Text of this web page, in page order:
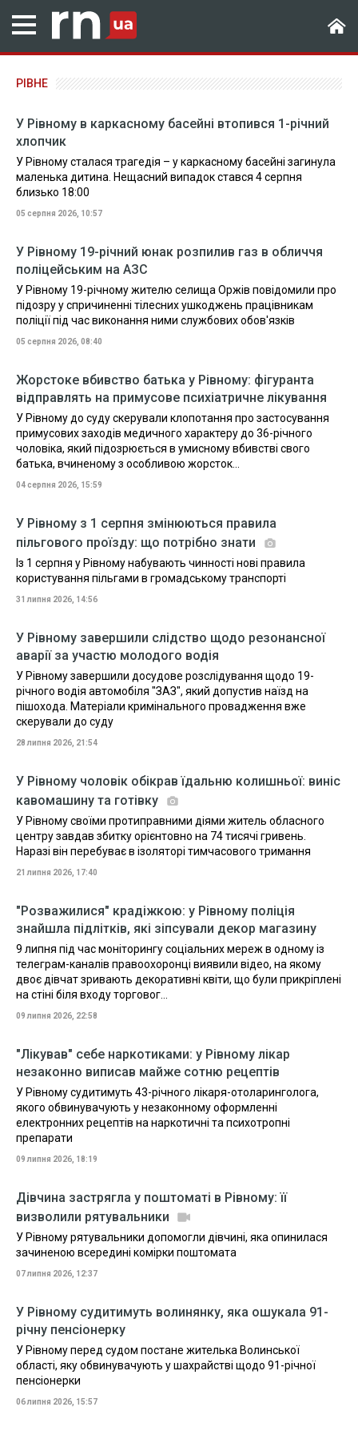
РІВНЕ
У Рівному в каркасному басейні втопився 1-річний
хлопчик
У Рівному сталася трагедія – у каркасному басейні загинула
маленька дитина. Нещасний випадок стався 4 серпня
близько 18:00
05 серпня 2026, 10:57
У Рівному 19-річний юнак розпилив газ в обличчя
поліцейським на АЗС
У Рівному 19-річному жителю селища Оржів повідомили про
підозру у спричиненні тілесних ушкоджень працівникам
поліції під час виконання ними службових обов'язків
05 серпня 2026, 08:40
Жорстоке вбивство батька у Рівному: фігуранта
відправлять на примусове психіатричне лікування
У Рівному до суду скерували клопотання про застосування
примусових заходів медичного характеру до 36-річного
чоловіка, який підозрюється в умисному вбивстві свого
батька, вчиненому з особливою жорсток...
04 серпня 2026, 15:59
У Рівному з 1 серпня змінюються правила
пільгового проїзду: що потрібно знати
Із 1 серпня у Рівному набувають чинності нові правила
користування пільгами в громадському транспорті
31 липня 2026, 14:56
У Рівному завершили слідство щодо резонансної
аварії за участю молодого водія
У Рівному завершили досудове розслідування щодо 19-
річного водія автомобіля "ЗАЗ", який допустив наїзд на
пішохода. Матеріали кримінального провадження вже
скерували до суду
28 липня 2026, 21:54
У Рівному чоловік обікрав їдальню колишньої: виніс
кавомашину та готівку
У Рівному своїми протиправними діями житель обласного
центру завдав збитку орієнтовно на 74 тисячі гривень.
Наразі він перебуває в ізоляторі тимчасового тримання
21 липня 2026, 17:40
"Розважилися" крадіжкою: у Рівному поліція
знайшла підлітків, які зіпсували декор магазину
9 липня під час моніторингу соціальних мереж в одному із
телеграм-каналів правоохоронці виявили відео, на якому
двоє дівчат зривають декоративні квіти, що були прикріплені
на стіні біля входу торговог...
09 липня 2026, 22:58
"Лікував" себе наркотиками: у Рівному лікар
незаконно виписав майже сотню рецептів
У Рівному судитимуть 43-річного лікаря-отоларинголога,
якого обвинувачують у незаконному оформленні
електронних рецептів на наркотичні та психотропні
препарати
09 липня 2026, 18:19
Дівчина застрягла у поштоматі в Рівному: її
визволили рятувальники
У Рівному рятувальники допомогли дівчині, яка опинилася
зачиненою всередині комірки поштомата
07 липня 2026, 12:37
У Рівному судитимуть волинянку, яка ошукала 91-
річну пенсіонерку
У Рівному перед судом постане жителька Волинської
області, яку обвинувачують у шахрайстві щодо 91-річної
пенсіонерки
06 липня 2026, 15:57